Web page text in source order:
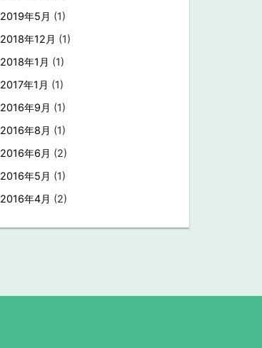
2019年5月 (1)
2018年12月 (1)
2018年1月 (1)
2017年1月 (1)
2016年9月 (1)
2016年8月 (1)
2016年6月 (2)
2016年5月 (1)
2016年4月 (2)